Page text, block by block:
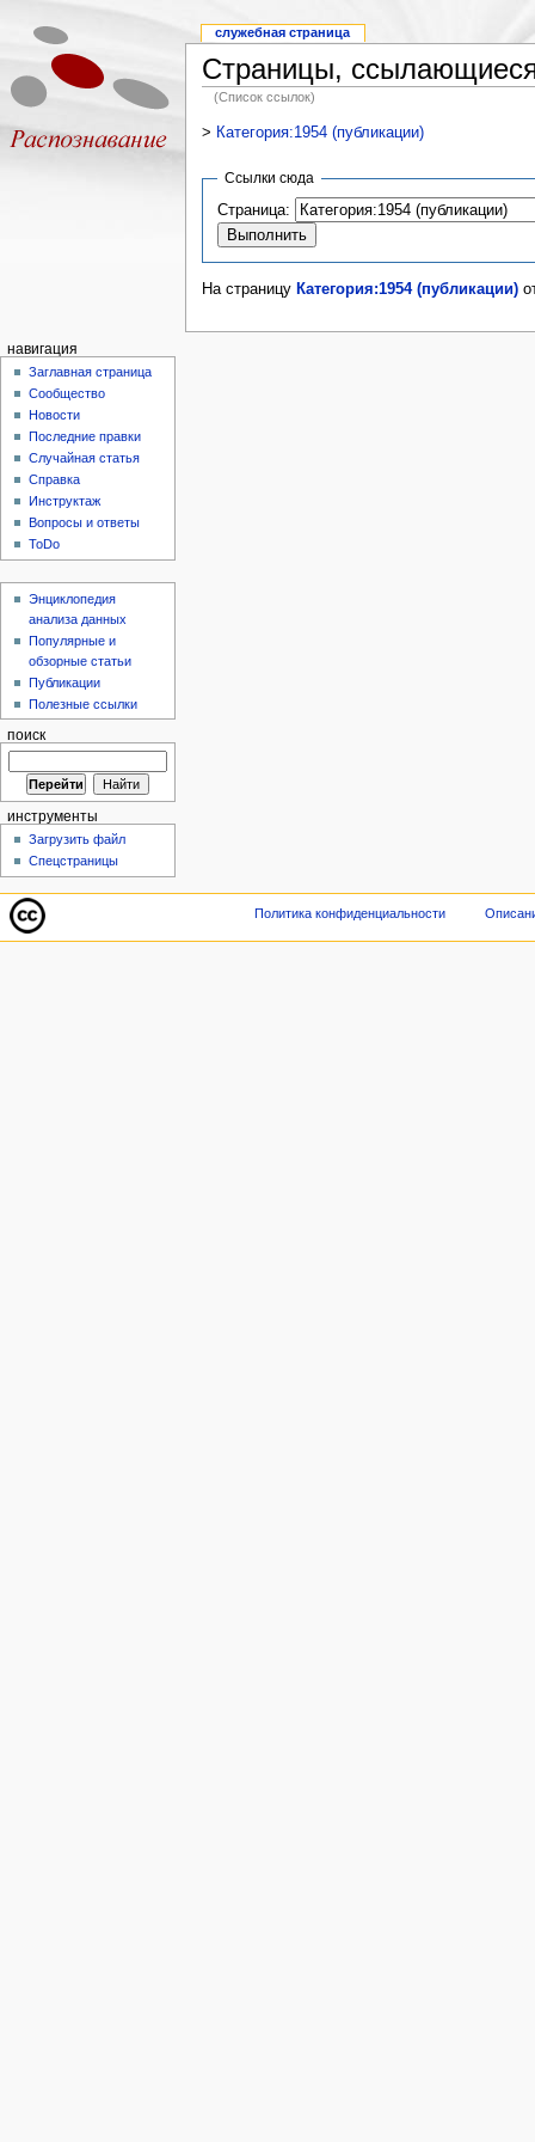
Страницы, ссылающиеся
(Список ссылок)
> Категория:1954 (публикации)
Ссылки сюда
Страница:
На страницу Категория:1954 (публикации)
служебная страница
навигация
Заглавная страница
Сообщество
Новости
Последние правки
Случайная статья
Справка
Инструктаж
Вопросы и ответы
ToDo
Энциклопедия
анализа данных
Популярные и
обзорные статьи
Публикации
Полезные ссылки
поиск
инструменты
Загрузить файл
Спецстраницы
Политика конфиденциальности